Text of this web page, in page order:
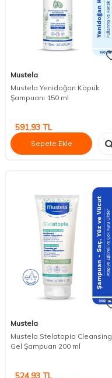
Mustela
Mustela Yenidoğan Köpük
Şampuanı 150 ml
591,93 TL
Sepete Ekle
Mustela
Mustela Stelatopia Cleansing
Gel Şampuan 200 ml
524,93 TL